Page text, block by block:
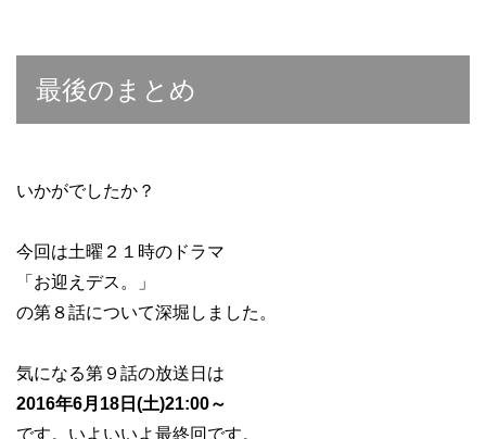
最後のまとめ
いかがでしたか？
今回は土曜２１時のドラマ
「お迎えデス。」
の第８話について深堀しました。
気になる第９話の放送日は
2016年6月18日(土)21:00～
です。いよいいよ最終回です。